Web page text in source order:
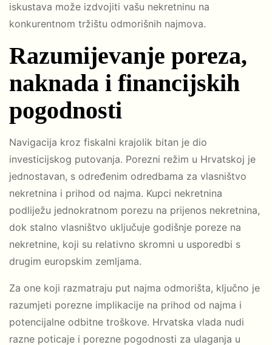
iskustava može izdvojiti vašu nekretninu na
konkurentnom tržištu odmorišnih najmova.
Razumijevanje poreza,
naknada i financijskih
pogodnosti
Navigacija kroz fiskalni krajolik bitan je dio
investicijskog putovanja. Porezni režim u Hrvatskoj je
jednostavan, s određenim odredbama za vlasništvo
nekretnina i prihod od najma. Kupci nekretnina
podliježu jednokratnom porezu na prijenos nekretnina,
dok stalno vlasništvo uključuje godišnje poreze na
nekretnine, koji su relativno skromni u usporedbi s
drugim europskim zemljama.
Za one koji razmatraju put najma odmorišta, ključno je
razumjeti porezne implikacije na prihod od najma i
potencijalne odbitne troškove. Hrvatska vlada nudi
razne poticaje i porezne pogodnosti za ulaganja u